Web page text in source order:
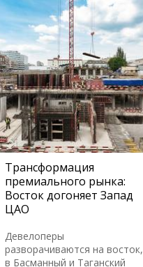
Трансформация
премиального рынка:
Восток догоняет Запад
ЦАО
Девелоперы
разворачиваются на восток,
в Басманный и Таганский